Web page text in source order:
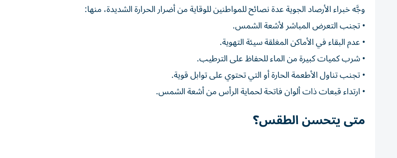
وجَّه خبراء الأرصاد الجوية عدة نصائح للمواطنين للوقاية من أضرار الحرارة الشديدة، منها:
• تجنب التعرض المباشر لأشعة الشمس.
• عدم البقاء في الأماكن المغلقة سيئة التهوية.
• شرب كميات كبيرة من الماء للحفاظ على الترطيب.
• تجنب تناول الأطعمة الحارة أو التي تحتوي على توابل قوية.
• ارتداء قبعات ذات ألوان فاتحة لحماية الرأس من أشعة الشمس.
متى يتحسن الطقس؟